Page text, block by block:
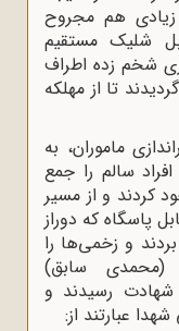
هم مجروح
شلیک مستقیم
شخم زده اطراف
تا از مهلکه
ماموران، به
سالم را جمع
کردند و از مسیر
پاسگاه که دوراز
و زخمی‌ها را
(محمدی سابق)
7 نفر به شهادت رسیدند و